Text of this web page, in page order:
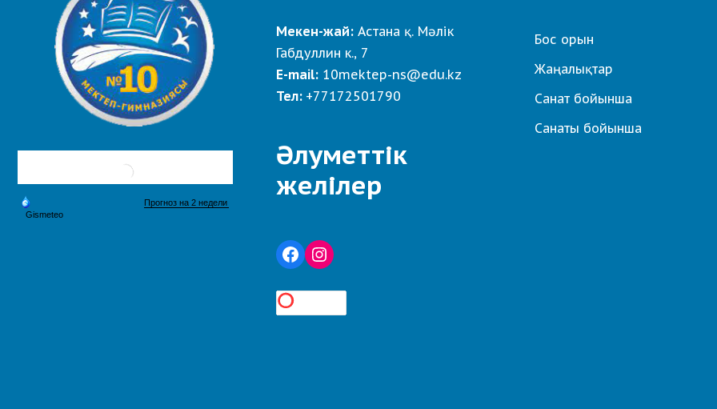
Мекен-жай: Астана қ. Мәлік
Габдуллин к., 7
E-mail: 10mektep-ns@edu.kz
Тел: +77172501790
Әлуметтік
желілер
Бос орын
Жаңалықтар
Санат бойынша
Санаты бойынша